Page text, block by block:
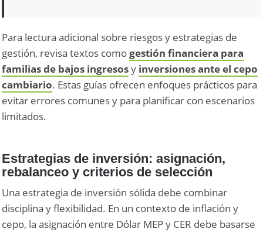
Para lectura adicional sobre riesgos y estrategias de
gestión, revisa textos comogestión financiera para
familias de bajos ingresosy inversiones ante el cepo
cambiario. Estas guías ofrecen enfoques prácticos para
evitar errores comunes y para planificar con escenarios
limitados.
Estrategias de inversión: asignación,
rebalanceo y criterios de selección
Una estrategia de inversión sólida debe combinar
disciplina y flexibilidad. En un contexto de inflación y
cepo, la asignación entre Dólar MEP y CER debe basarse